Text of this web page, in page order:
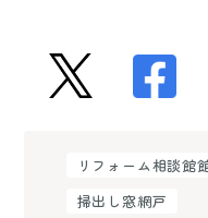
リフォーム相談館
掃出し窓網戸